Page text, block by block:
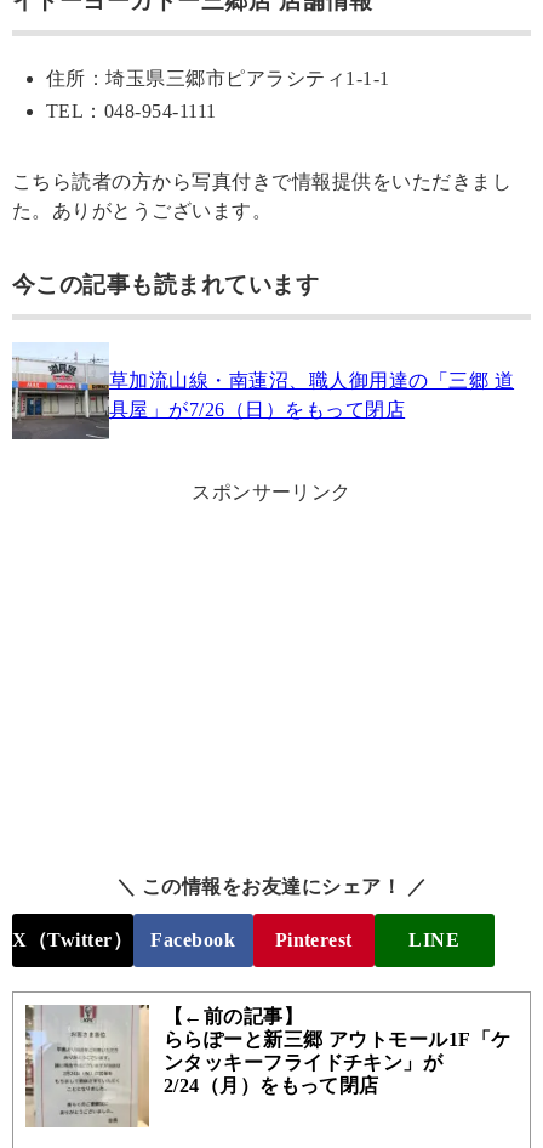
住所：埼玉県三郷市ピアラシティ1-1-1
TEL：048-954-1111
こちら読者の方から写真付きで情報提供をいただきまし
た。ありがとうございます。
今この記事も読まれています
草加流山線・南蓮沼、職人御用達の「三郷 道
具屋」が7/26（日）をもって閉店
スポンサーリンク
＼ この情報をお友達にシェア！ ／
X（Twitter） Facebook Pinterest LINE
【←前の記事】
ららぽーと新三郷 アウトモール1F「ケ
ンタッキーフライドチキン」が
2/24（月）をもって閉店